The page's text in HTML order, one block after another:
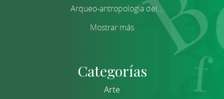
Arqueo-antropología del...
Mostrar más
Categorías
Arte